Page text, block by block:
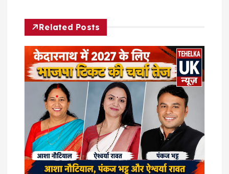
g
a
t
o
n
Related Posts